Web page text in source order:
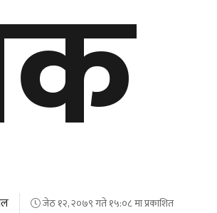
जेठ १२, २०७९ गते १५:०८ मा प्रकाशित